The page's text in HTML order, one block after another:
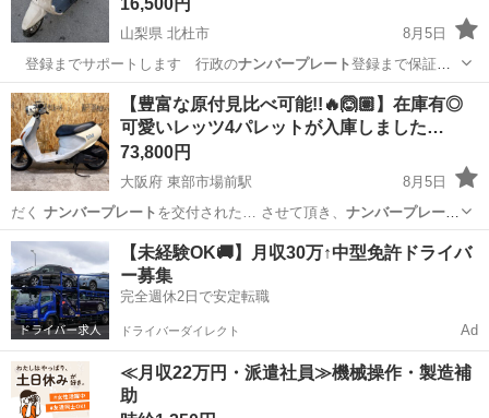
16,500円
山梨県 北杜市
8月5日
登録までサポートします 行政のナンバープレート登録まで保証
21000→…
山梨 北杜市 ヤマハ
【豊富な原付見比べ可能!!🔥🙆🏽】在庫有◎
可愛いレッツ4パレットが入庫しました…
73,800円
大阪府 東部市場前駅
8月5日
だく ナンバープレート を交付された… させて頂き、 ナンバープレート
を取得後、こ…
大阪 大阪市 東部市場前駅 スズキ レッツ
【未経験OK🚚】月収30万↑中型免許ドライバ
ー募集
完全週休2日で安定転職
ドライバーダイレクト Ad
≪月収22万円・派遣社員≫機械操作・製造補
助